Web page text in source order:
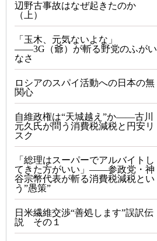
辺野古事故はなぜ起きたのか
（上）
「玉木、元気ないよな」
――3G（爺）が斬る野党のふがい
なさ
ロシアのスパイ活動への日本の無
関心
自維政権は“天城越え”か――古川
元久氏が問う消費税減税と円安リ
スク
「総理はスーパーでアルバイトし
てきた方がいい」――参政党・神
谷宗幣代表が斬る消費税減税とい
う”愚策”
日米繊維交渉“善処します”誤訳伝
説 その１